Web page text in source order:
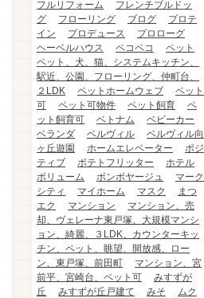
フルリフォーム
フレンチブルドッ
グ
フローリング ブログ
プロテ
イン
プロデュース
プロローグ
ヘーベルハウス
ペコペコ
ペット
ペット、犬、猫、システムキッチン、
駅近、公園、フローリング、仲町台、
２LDK
ペットホームウェブ
ペット
可
ペット可物件 ペット飼育
ペ
ット飼育可
ベトナム
ベビーカー
ベランダ
ベルヴィル
ベルヴィル向
ヶ丘遊園
ホームエレベーター
ポジ
ティブ
ポテトフリッター
ホテル
ボリューム
ボンボヤージュ
マーク
シティ
マイホーム マスク
まつ
エク
マンション
マンション、売
却、ヴェレーナ東戸塚、大規模マンシ
ョン、綺麗、３LDK、カウンターキッ
チン、ペット、眺望、開放感、ロー
ン、東戸塚、前田町
マンション、宮
前平、宮崎台、ペット可
みすずが
丘
みすずが丘戸建て みそ
ムク